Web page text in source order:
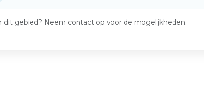
dit gebied? Neem contact op voor de mogelijkheden.